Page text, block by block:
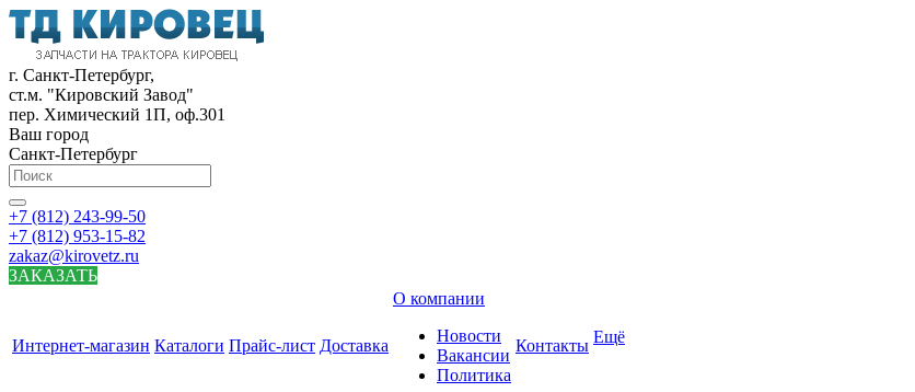
г. Санкт-Петербург,
ст.м. "Кировский Завод"
пер. Химический 1П, оф.301
Ваш город
Санкт-Петербург
+7 (812) 243-99-50
+7 (812) 953-15-82
zakaz@kirovetz.ru
ЗАКАЗАТЬ
Интернет-магазин Каталоги Прайс-лист Доставка
О компании
Новости
Вакансии
Политика
Контакты Ещё